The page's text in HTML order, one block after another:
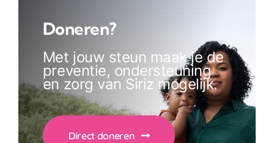
Doneren?
Met jouw steun maak je de
preventie, ondersteuning
en zorg van Siriz mogelijk.
Direct doneren